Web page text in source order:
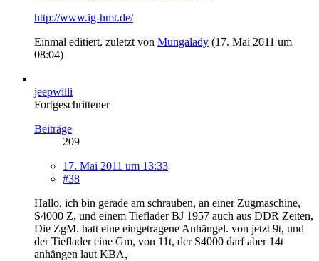
http://www.ig-hmt.de/
Einmal editiert, zuletzt von Mungalady (17. Mai 2011 um
08:04)
jeepwilli
Fortgeschrittener
Beiträge
209
17. Mai 2011 um 13:33
#38
Hallo, ich bin gerade am schrauben, an einer Zugmaschine,
S4000 Z, und einem Tieflader BJ 1957 auch aus DDR Zeiten,
Die ZgM. hatt eine eingetragene Anhängel. von jetzt 9t, und
der Tieflader eine Gm, von 11t, der S4000 darf aber 14t
anhängen laut KBA,